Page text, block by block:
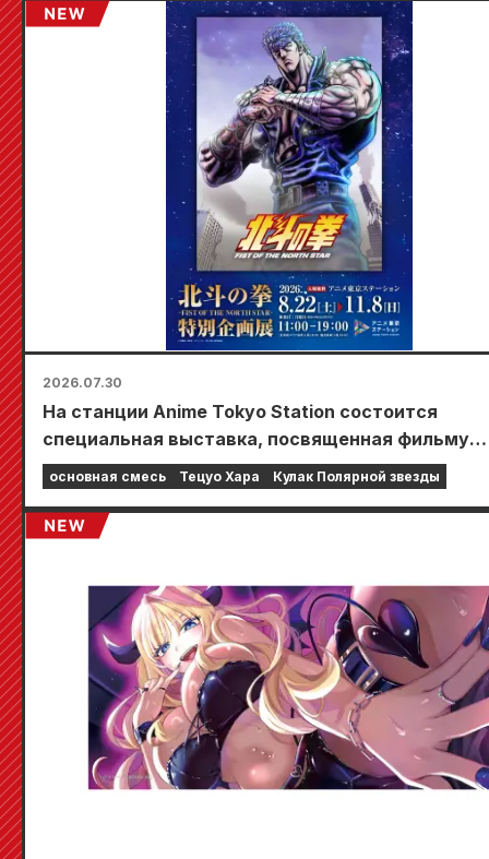
мини-карту (всего 4 вида)!
2026.07.30
На станции Anime Tokyo Station состоится
специальная выставка, посвященная фильму
«Кулак Северной звезды»!!
основная смесь Тецуо Хара Кулак Полярной звезды